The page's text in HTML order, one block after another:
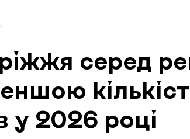
серед
у 2026 році